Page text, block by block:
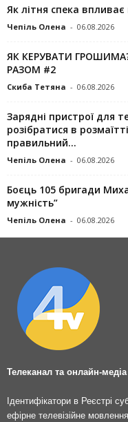
Як літня спека
Чепіль Олена - 06.08.2026
ЯК КЕРУВАТИ
РАЗОМ #2
Скиба Тетяна - 06.08.2026
Зарядні пристрої для
розібратися в
правильний...
Чепіль Олена - 06.08.2026
Боєць 105 бригади
мужність”
Чепіль Олена - 06.08.2026
Телеканал та онлайн-медіа
Ідентифікатори в Реєстрі
ефірне телевізійне